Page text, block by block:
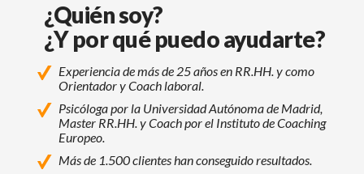
¿Quién soy?
¿Y por qué puedo ayudarte?
Experiencia de más de 25 años en RR.HH. y como
Orientador y Coach laboral.
Psicóloga por la Universidad Autónoma de Madrid,
Master RR.HH. y Coach por el Instituto de Coaching
Europeo.
Más de 1.500 clientes han conseguido resultados.